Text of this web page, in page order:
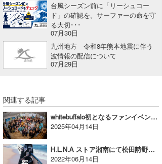
台風シーズン前に「リーシュコー
ド」の確認を。サーファーの命を守
る大切･･･
07月30日
九州地方 令和8年熊本地震に伴う
波情報の配信について
07月29日
関連する記事
whitebuffalo初となるファンイベントが開催！＠静波
2025年04月14日
H.L.N.A ストア湘南にて松田詩野トークライブが開催！【AD】
2022年06月14日
熊谷素子
植村未来
NOBUFUKU
大野”MAR”修聖
ECE
H
KOBU
KY
MIN
mitz